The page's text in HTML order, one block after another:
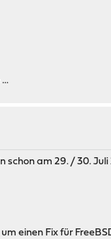
am 29. / 30.
einen Fix für